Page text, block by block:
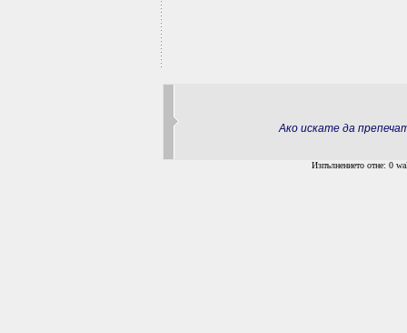
Ако искате да
Изпълнението отне: 0